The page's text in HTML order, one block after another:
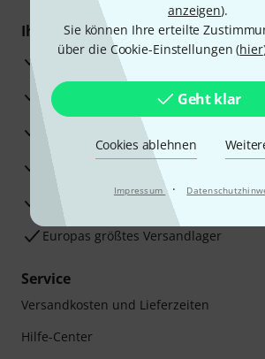
anzeigen).
Sie können Ihre erteilte
über die Cookie-Einstellungen (hier
Geht klar
Cookies ablehnen
Impressum ·
Ihre Vorteile
3 Jahre Thomann Garantie
30 Tage Money-Back-Garantie
Reparaturservice
Beratung durch Fachexperten
Zufriedenheitsgarantie
Europas größtes Versandlager
Service
Versandkosten und Lieferzeiten
Hilfe-Center